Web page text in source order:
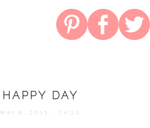
HAPPY DAY
MAY 8, 2015 - 14:22